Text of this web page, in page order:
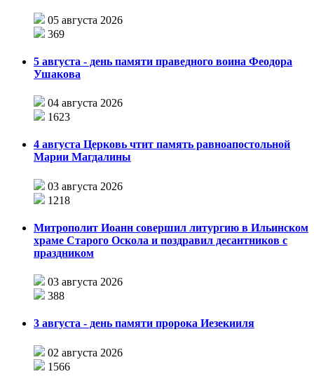
05 августа 2026
369
5 августа - день памяти праведного воина Феодора
Ушакова
04 августа 2026
1623
4 августа Церковь чтит память равноапостольной
Марии Магдалины
03 августа 2026
1218
Митрополит Иоанн совершил литургию в Ильинском
храме Старого Оскола и поздравил десантников с
праздником
03 августа 2026
388
3 августа - день памяти пророка Иезекииля
02 августа 2026
1566